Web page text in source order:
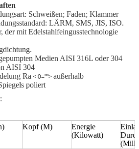
Schweißen; Faden; Klammer
LÄRM, SMS, JIS, ISO.
der mit Edelstahlfeingusstechnologie
Medien AISI 316L oder 304
AISI 304
Ra < 0=""> außerhalb
poliert
Kopf (M)
Energie
(Kilowatt)